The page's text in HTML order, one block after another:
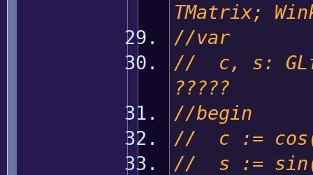
TMatrix;
//var
// c, s:
?????
//begin
// c :=
// s :=